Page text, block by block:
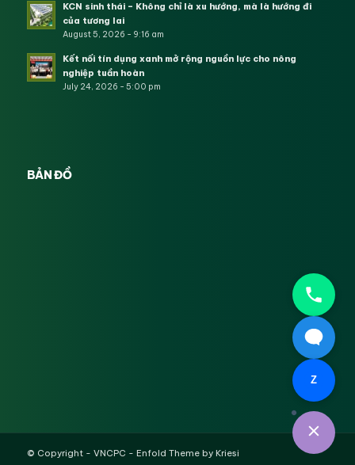
KCN sinh thái – Không chỉ là xu hướng, mà là hướng đi
của tương lai
August 5, 2026 - 9:16 am
Kết nối tín dụng xanh mở rộng nguồn lực cho nông
nghiệp tuần hoàn
July 24, 2026 - 5:00 pm
BẢN ĐỒ
© Copyright - VNCPC - Enfold Theme by Kriesi
Z